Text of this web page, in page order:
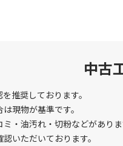
中古
推奨しております。
現物が基準です。
・油汚れ・切粉などがありま
いただいております。